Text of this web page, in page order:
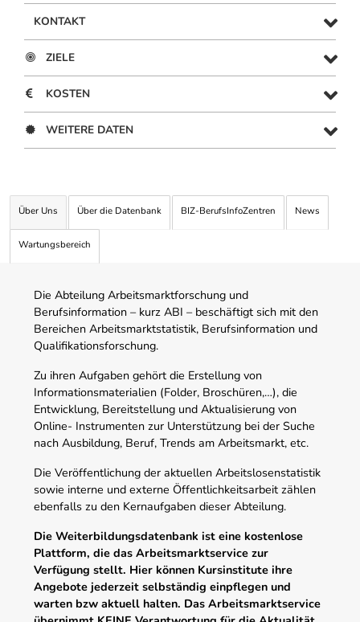
KONTAKT
ZIELE
KOSTEN
WEITERE DATEN
Über Uns Über die Datenbank BIZ-BerufsInfoZentren News
Wartungsbereich
Die Abteilung Arbeitsmarktforschung und
Berufsinformation – kurz ABI – beschäftigt sich mit den
Bereichen Arbeitsmarktstatistik, Berufsinformation und
Qualifikationsforschung.
Zu ihren Aufgaben gehört die Erstellung von
Informationsmaterialien (Folder, Broschüren,…), die
Entwicklung, Bereitstellung und Aktualisierung von
Online- Instrumenten zur Unterstützung bei der Suche
nach Ausbildung, Beruf, Trends am Arbeitsmarkt, etc.
Die Veröffentlichung der aktuellen Arbeitslosenstatistik
sowie interne und externe Öffentlichkeitsarbeit zählen
ebenfalls zu den Kernaufgaben dieser Abteilung.
Die Weiterbildungsdatenbank ist eine kostenlose
Plattform, die das Arbeitsmarktservice zur
Verfügung stellt. Hier können Kursinstitute ihre
Angebote jederzeit selbständig einpflegen und
warten bzw aktuell halten. Das Arbeitsmarktservice